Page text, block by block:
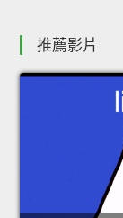
推薦影片